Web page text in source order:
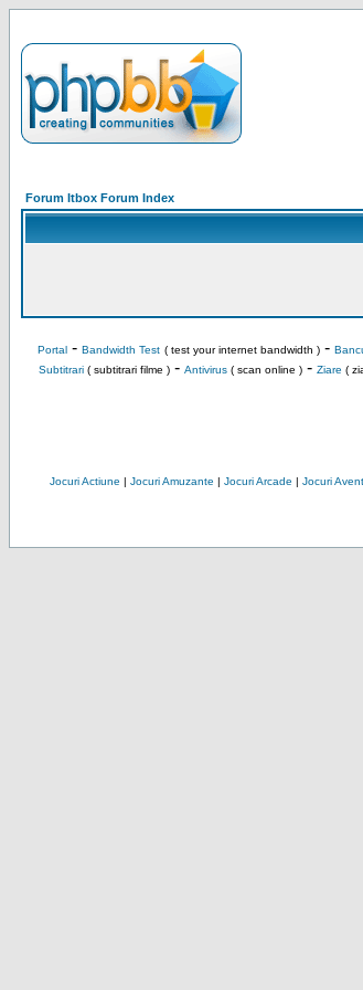
Forum Itbox Forum Index
Portal- Bandwidth Test ( test your internet bandwidth )-
Subtitrari( subtitrari filme )- Antivirus( scan online )- Ziare (
Jocuri Actiune | Jocuri Amuzante | Jocuri Arcade | Jocuri